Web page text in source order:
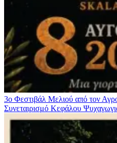
3ο Φεστιβάλ Μελιού από τον
Συνεταιρισμό Κεφάλου